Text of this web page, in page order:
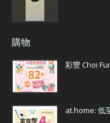
購物
彩豐 Choi
at.home: 低